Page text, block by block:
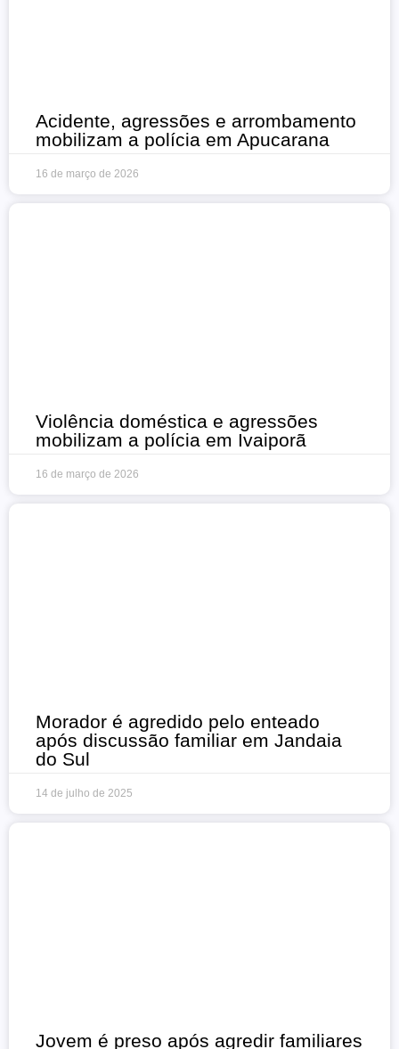
Acidente, agressões e arrombamento
mobilizam a polícia em Apucarana
16 de março de 2026
Violência doméstica e agressões
mobilizam a polícia em Ivaiporã
16 de março de 2026
Morador é agredido pelo enteado
após discussão familiar em Jandaia
do Sul
14 de julho de 2025
Jovem é preso após agredir familiares